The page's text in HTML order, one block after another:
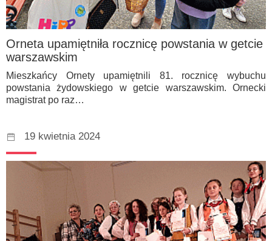
Orneta upamiętniła rocznicę powstania w getcie
warszawskim
Mieszkańcy Ornety upamiętnili 81. rocznicę wybuchu
powstania żydowskiego w getcie warszawskim. Ornecki
magistrat po raz…
19 kwietnia 2024